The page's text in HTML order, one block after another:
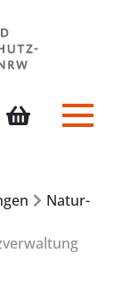
Menü
Natur-